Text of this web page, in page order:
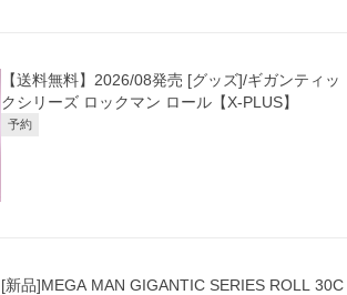
【送料無料】2026/08発売 [グッズ]/ギガンティッ
クシリーズ ロックマン ロール【X-PLUS】
予約
[新品]MEGA MAN GIGANTIC SERIES ROLL 30C